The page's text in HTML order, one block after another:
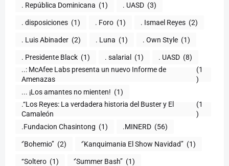
. República Dominicana (1) . UASD (3)
. disposiciones (1) . Foro (1) . Ismael Reyes (2)
. Luis Abinader (2) . Luna (1) . Own Style (1)
. Presidente Black (1) . salarial (1) . UASD (8)
..: McAfee Labs presenta un nuevo Informe de
(1
)
... ¡Los amantes no mienten! (1)
.“Los Reyes: La verdadera historia del Buster y El
Camaleón
(1
)
.Fundacion Chasintong (1) .MINERD (56)
‘’Bohemio’’ (2) ‘’Kanquimania El Show Navidad’’ (1)
‘‘Soltero (1) ‘’Summer Bash’’ (1)